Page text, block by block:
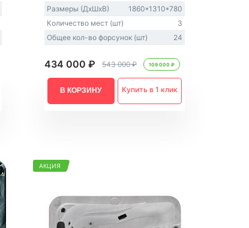
Размеры (ДxШxВ)
1860*1310*780
Количество мест (шт)
3
Общее кол-во форсунок (шт)
24
434 000 ₽ 543 000 ₽ 109 000 ₽
В КОРЗИНУ Купить в 1 клик
АКЦИЯ